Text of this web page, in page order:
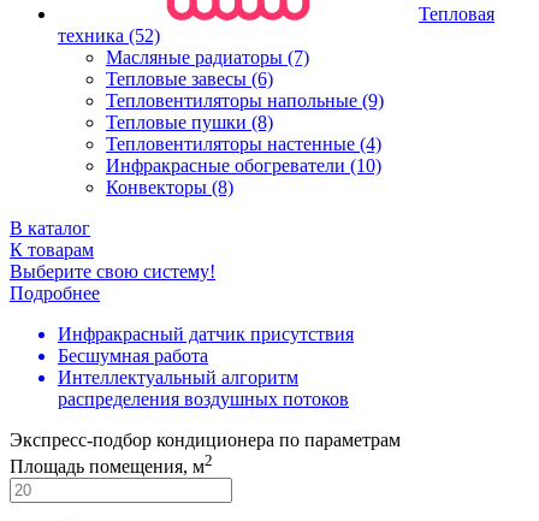
Тепловая
техника (52)
Масляные радиаторы (7)
Тепловые завесы (6)
Тепловентиляторы напольные (9)
Тепловые пушки (8)
Тепловентиляторы настенные (4)
Инфракрасные обогреватели (10)
Конвекторы (8)
В каталог
К товарам
Выберите свою систему!
Подробнее
Инфракрасный датчик присутствия
Бесшумная работа
Интеллектуальный алгоритм
распределения воздушных потоков
Экспресс-подбор кондиционера по параметрам
Площадь помещения, м2